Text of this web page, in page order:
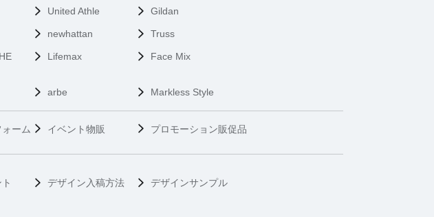
United Athle Gildan
newhattan Truss
Lifemax Face Mix
arbe Markless Style
ーム イベント物販 プロモーション販促品
デザイン入稿方法 デザインサンプル